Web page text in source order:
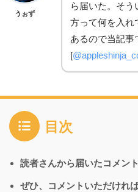
うぉず
ら届いた。そう
方って何を入れ
あるので当記事
[
目次
読者さんから届いたコメン
ぜひ、コメントいただけれ